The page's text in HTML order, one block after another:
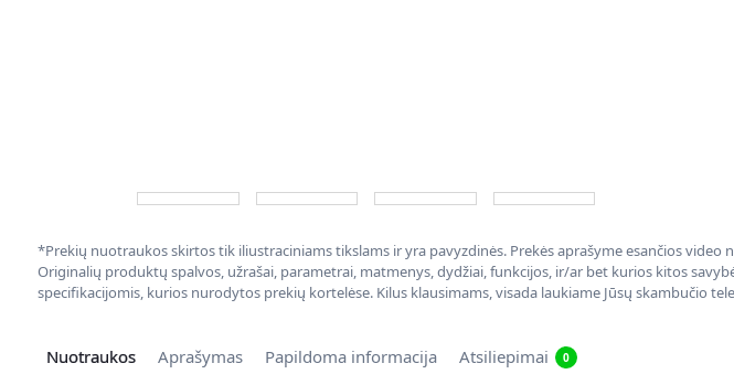
*Prekių nuotraukos skirtos tik iliustraciniams tikslams ir yra pavyzdinės. Prekės aprašyme esančios
Originalių produktų spalvos, užrašai, parametrai, matmenys, dydžiai, funkcijos, ir/ar bet kurios kitos
specifikacijomis, kurios nurodytos prekių kortelėse. Kilus klausimams, visada laukiame Jūsų skambučio
Nuotraukos Aprašymas Papildoma informacija Atsiliepimai 0